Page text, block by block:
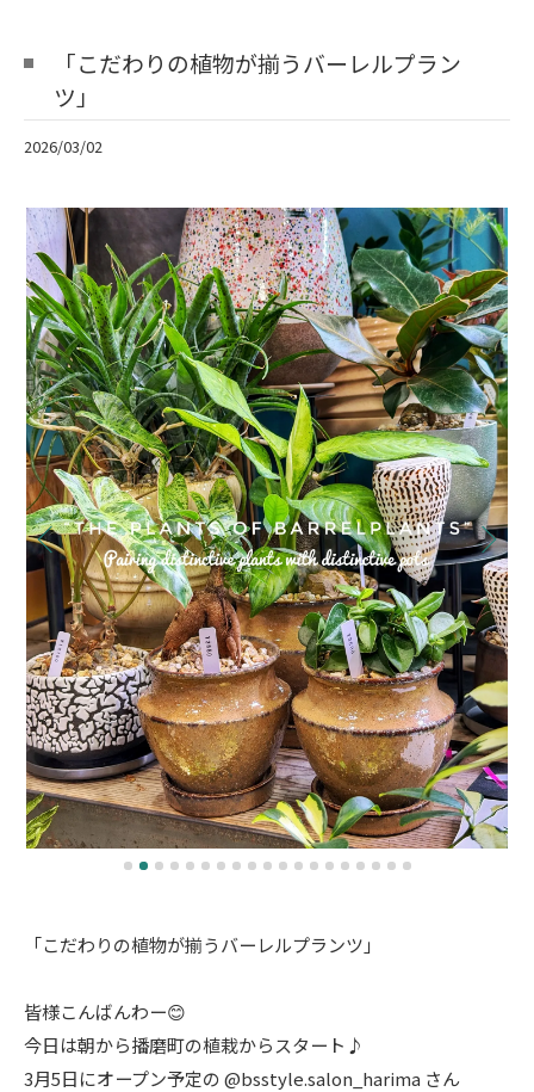
「こだわりの植物が揃うバーレルプラン
ツ」
2026/03/02
「こだわりの植物が揃うバーレルプランツ」
皆様こんばんわー😊
今日は朝から播磨町の植栽からスタート♪
3月5日にオープン予定の @bsstyle.salon_harima さん